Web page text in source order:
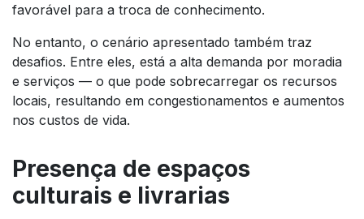
favorável para a troca de conhecimento.
No entanto, o cenário apresentado também traz
desafios. Entre eles, está a alta demanda por moradia
e serviços — o que pode sobrecarregar os recursos
locais, resultando em congestionamentos e aumentos
nos custos de vida.
Presença de espaços
culturais e livrarias